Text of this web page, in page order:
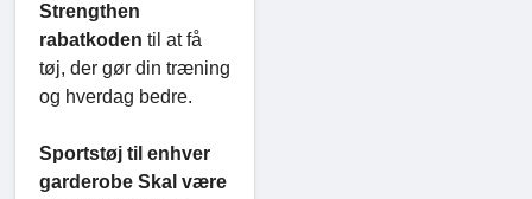
Strengthen
rabatkoden til at få
tøj, der gør din træning
og hverdag bedre.
Sportstøj til enhver
garderobe Skal være